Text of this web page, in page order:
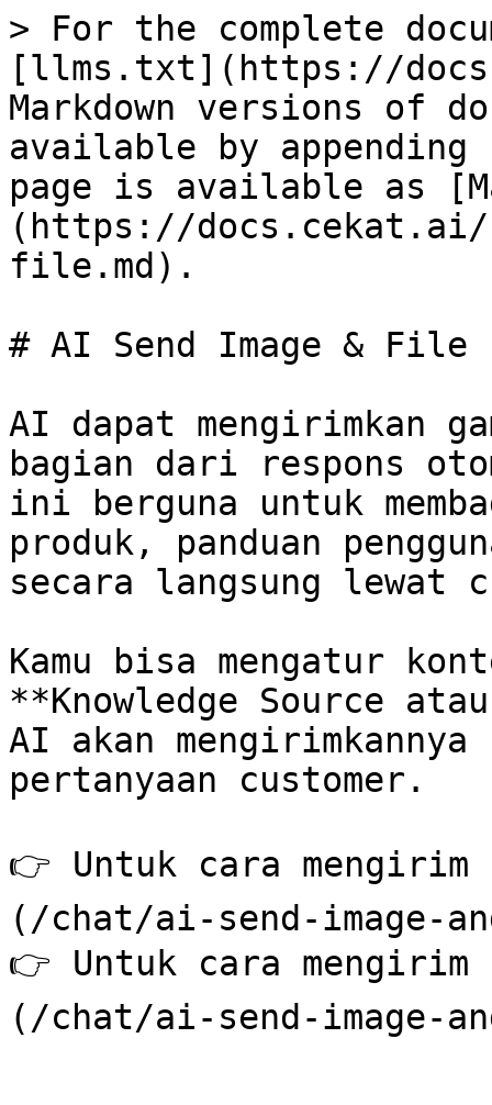
> For the complete
[llms.txt](https://
Markdown versions of
available by
page is available as
(https://docs.cekat.ai/
file.md).
# AI Send Image & File
AI dapat mengirimkan
bagian dari respons
ini berguna untuk
produk, panduan
secara langsung lewat
Kamu bisa mengatur
**Knowledge Source
AI akan
pertanyaan customer.
👉 Untuk cara
(/chat/ai-send-image-
👉 Untuk cara